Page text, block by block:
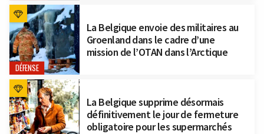
DÉFENSE
La Belgique envoie des militaires au
Groenland dans le cadre d’une
mission de l’OTAN dans l’Arctique
La Belgique supprime désormais
définitivement le jour de fermeture
obligatoire pour les supermarchés